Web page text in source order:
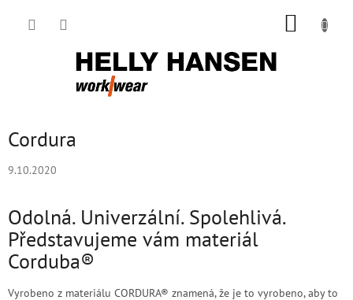
Cordura
9.10.2020
Odolná. Univerzální. Spolehlivá.
Představujeme vám materiál
Corduba®
Vyrobeno z materiálu CORDURA® znamená, že je to vyrobeno, aby to